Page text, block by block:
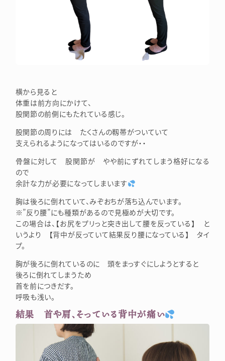
横から見ると
体重は前方向にかけて、
股関節の前側にもたれている感じ。
股関節の周りには たくさんの靱帯がついていて
支えられるようになってはいるのですが・・
骨盤に対して 股関節が やや前にずれてしまう格好になる
ので
余計な力が必要になってしまいます
胸は後ろに倒れていて、みぞおちが落ち込んでいます。
※”反り腰”にも種類があるので見極めが大切です。
この場合は、【お尻をプリっと突き出して腰を反っている】 と
いうより 【背中が反っていて結果反り腰になっている】 タイ
プ。
胸が後ろに倒れているのに 頭をまっすぐにしようとすると
後ろに倒れてしまうため
首を前につきだす。
呼吸も浅い。
結果 首や肩、そっている背中が痛い